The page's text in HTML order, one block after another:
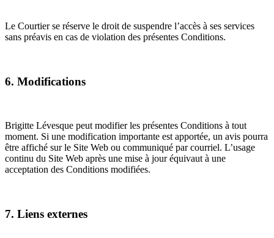
Le Courtier se réserve le droit de suspendre l’accès à ses services
sans préavis en cas de violation des présentes Conditions.
6. Modifications
Brigitte Lévesque peut modifier les présentes Conditions à tout
moment. Si une modification importante est apportée, un avis pourra
être affiché sur le Site Web ou communiqué par courriel. L’usage
continu du Site Web après une mise à jour équivaut à une
acceptation des Conditions modifiées.
7. Liens externes